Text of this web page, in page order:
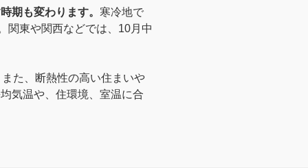
期も変わります。 寒冷地で
関東や関西などでは、10月中
た、断熱性の高い住まいや
気温や、住環境、室温に合